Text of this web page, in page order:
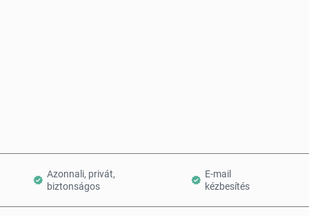
Azonnali, privát,
biztonságos
E-mail
kézbesítés